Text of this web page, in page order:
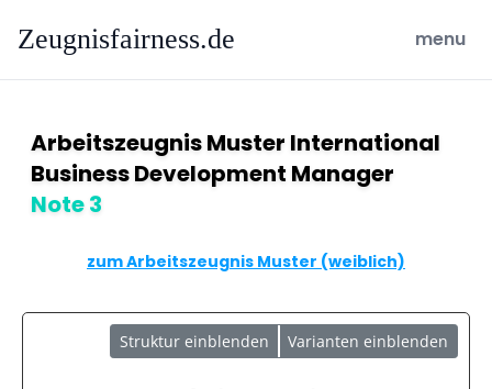
Zeugnisfairness.de open
menu
Arbeitszeugnis Muster International
Business Development Manager
Note 3
zum Arbeitszeugnis Muster (weiblich)
Struktur einblenden Varianten einblenden